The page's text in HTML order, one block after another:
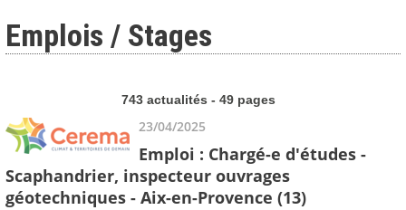
Emplois / Stages
743 actualités - 49 pages
23/04/2025
Emploi : Chargé-e d'études -
Scaphandrier, inspecteur ouvrages
géotechniques - Aix-en-Provence (13)